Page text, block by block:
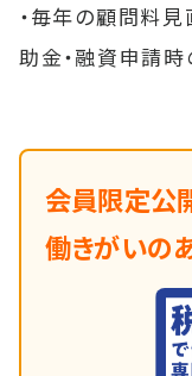
・毎年の顧問料見
助金・融資申請時
会員限定公
働きがいの